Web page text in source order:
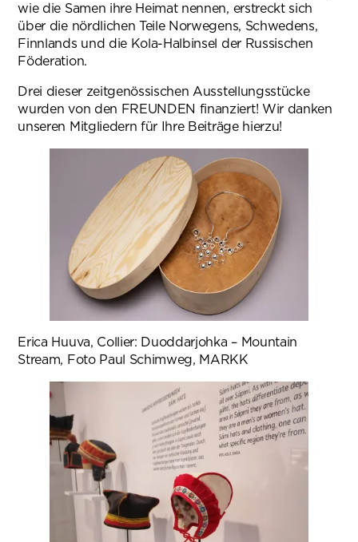
wie die Samen ihre Heimat nennen, erstreckt sich
über die nördlichen Teile Norwegens, Schwedens,
Finnlands und die Kola-Halbinsel der Russischen
Föderation.
Drei dieser zeitgenössischen Ausstellungsstücke
wurden von den FREUNDEN finanziert! Wir danken
unseren Mitgliedern für Ihre Beiträge hierzu!
Erica Huuva, Collier: Duoddarjohka – Mountain
Stream, Foto Paul Schimweg, MARKK